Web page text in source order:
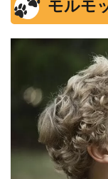
モルモ